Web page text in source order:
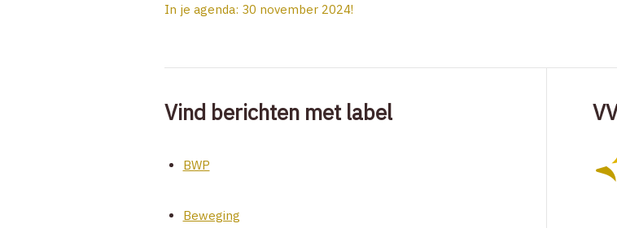
In je agenda: 30 november 2024!
Vind berichten met label
BWP
Beweging